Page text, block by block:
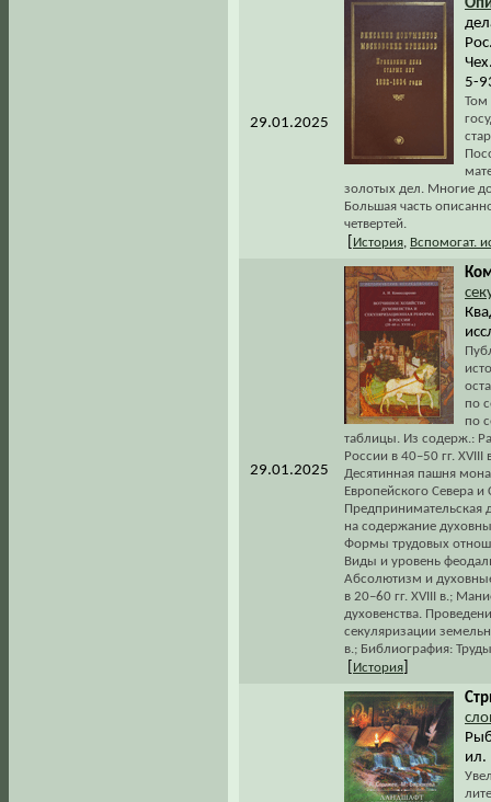
29.01.2025
5-
Том
золотых дел. Многие
Большая часть
четвертей.
История, Вспомогат.
29.01.2025
по
по
таблицы. Из содерж.:
России в 40–50 гг.
Десятинная пашня
Европейского Севера
Предпринимательская
на содержание
Формы трудовых
Виды и уровень
Абсолютизм и
в 20–60 гг. XVIII в.;
духовенства.
секуляризации
в.; Библиография:
История
ил.